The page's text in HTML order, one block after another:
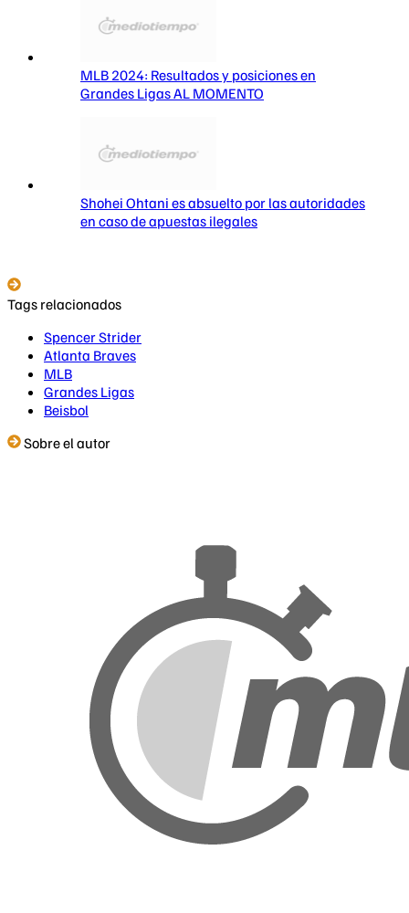
MLB 2024: Resultados y posiciones en
Grandes Ligas AL MOMENTO
Shohei Ohtani es absuelto por las autoridades
en caso de apuestas ilegales
Tags relacionados
Spencer Strider
Atlanta Braves
MLB
Grandes Ligas
Beisbol
Sobre el autor